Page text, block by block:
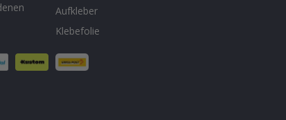
Aufkleber
Klebefolie